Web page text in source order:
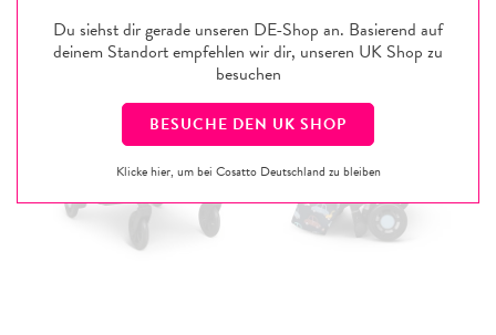
Du siehst dir gerade unseren DE-Shop an. Basierend auf
deinem Standort empfehlen wir dir, unseren UK Shop zu
besuchen
BESUCHE DEN UK SHOP
Klicke hier, um bei Cosatto Deutschland zu bleiben